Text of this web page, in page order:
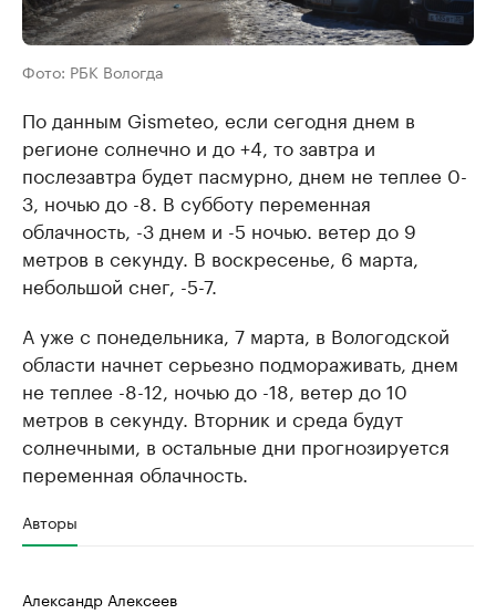
Фото: РБК Вологда
По данным Gismeteo, если сегодня днем в
регионе солнечно и до +4, то завтра и
послезавтра будет пасмурно, днем не теплее 0-
3, ночью до -8. В субботу переменная
облачность, -3 днем и -5 ночью. ветер до 9
метров в секунду. В воскресенье, 6 марта,
небольшой снег, -5-7.
А уже с понедельника, 7 марта, в Вологодской
области начнет серьезно подмораживать, днем
не теплее -8-12, ночью до -18, ветер до 10
метров в секунду. Вторник и среда будут
солнечными, в остальные дни прогнозируется
переменная облачность.
Авторы
Александр Алексеев